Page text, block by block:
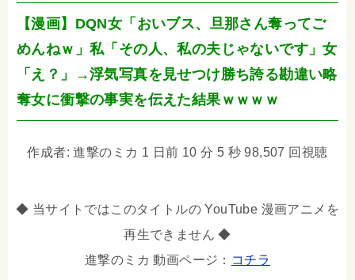
【漫画】DQN女「おいブス、旦那さん奪ってご
めんねｗ」私「その人、私の夫じゃないです」女
「え？」→浮気写真を見せつけ勝ち誇る勘違い略
奪女に衝撃の事実を伝えた結果ｗｗｗｗ
作成者: 進撃のミカ 1 日前 10 分 5 秒 98,507 回視聴
◆ 当サイトではこのタイトルの YouTube 漫画アニメを
再生できません ◆
進撃のミカ 動画ページ： コチラ